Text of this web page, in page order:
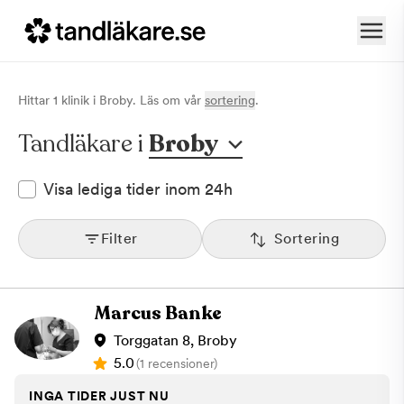
Hittar 1 klinik i Broby. Läs om vår sortering.
Tandläkare i Broby
Visa lediga tider inom 24h
Filter Sortering
Marcus Banke
Torggatan 8, Broby
5.0(1 recensioner)
INGA TIDER JUST NU